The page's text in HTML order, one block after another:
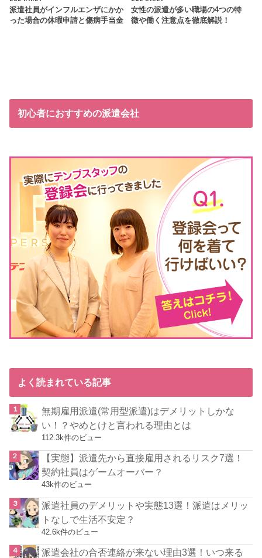
派遣社員がインフルエンザにかか
った場合の休暇申請と傷病手当金
女性の派遣が多い職場の4つの特
徴や働く注意点を徹底解説！
初心者におすすめの派遣会社
よく読まれている記事
無期雇用派遣(常用型派遣)はデメリットしかな
い！？やめとけと言われる理由とは
112.3k件のビュー
【実態】派遣先から直接雇用されるリスク7選！
契約社員はゲームオーバー？
43k件のビュー
派遣社員のデメリットや実態13選！派遣はメリッ
トなしで生活不安定？
42.6k件のビュー
派遣会社の合否連絡が来ない理由3選！いつ来る